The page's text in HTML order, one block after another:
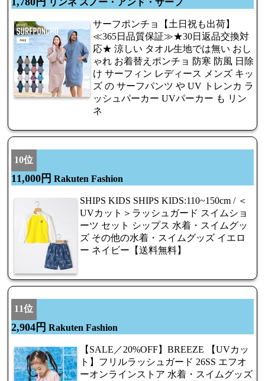
サーフポンチョ【土日祝も出荷】
≪365日品質保証≫★30日返品交換対
応★ 涼しい タオル生地では無い おし
ゃれ お着替えポンチョ 防寒 防風 日除
け サーフィン レディース メンズ キッ
ズ の サーフパンツ や UV トレンカ ラ
ッシュパーカー UVパーカー も リン
ネ
10位
11,000円 Rakuten Fashion
SHIPS KIDS SHIPS KIDS:110~150cm / ＜
UVカット＞ラッシュガード スイムショ
ーツ セット シップス 水着・スイムグッ
ズ その他の水着・スイムグッズ イエロ
ー ネイビー【送料無料】
11位
2,904円 Rakuten Fashion
【SALE／20%OFF】BREEZE 【UVカッ
ト】フリルラッシュガード 26SS エフオ
ーオンラインストア 水着・スイムグッズ